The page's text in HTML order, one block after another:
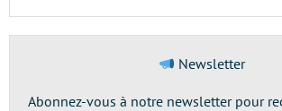
Newsletter
Abonnez-vous à notre newsletter pour